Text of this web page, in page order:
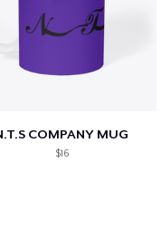
COMPANY MUG
$16